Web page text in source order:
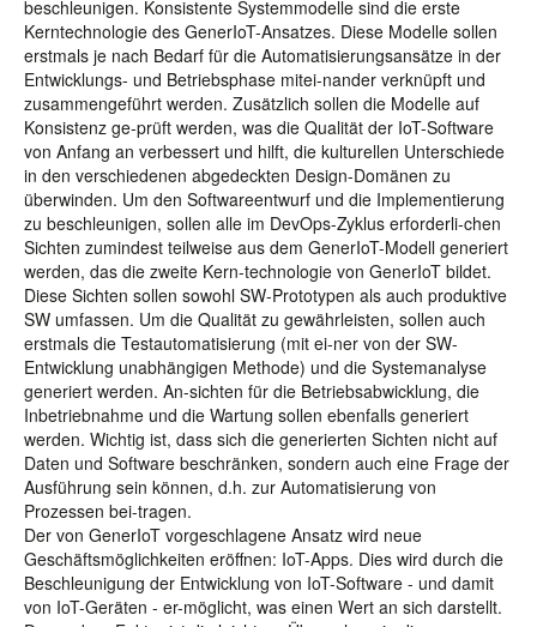
beschleunigen. Konsistente Systemmodelle sind die erste
Kerntechnologie des GenerIoT-Ansatzes. Diese Modelle sollen
erstmals je nach Bedarf für die Automatisierungsansätze in der
Entwicklungs- und Betriebsphase mitei-nander verknüpft und
zusammengeführt werden. Zusätzlich sollen die Modelle auf
Konsistenz ge-prüft werden, was die Qualität der IoT-Software
von Anfang an verbessert und hilft, die kulturellen Unterschiede
in den verschiedenen abgedeckten Design-Domänen zu
überwinden. Um den Softwareentwurf und die Implementierung
zu beschleunigen, sollen alle im DevOps-Zyklus erforderli-chen
Sichten zumindest teilweise aus dem GenerIoT-Modell generiert
werden, das die zweite Kern-technologie von GenerIoT bildet.
Diese Sichten sollen sowohl SW-Prototypen als auch produktive
SW umfassen. Um die Qualität zu gewährleisten, sollen auch
erstmals die Testautomatisierung (mit ei-ner von der SW-
Entwicklung unabhängigen Methode) und die Systemanalyse
generiert werden. An-sichten für die Betriebsabwicklung, die
Inbetriebnahme und die Wartung sollen ebenfalls generiert
werden. Wichtig ist, dass sich die generierten Sichten nicht auf
Daten und Software beschränken, sondern auch eine Frage der
Ausführung sein können, d.h. zur Automatisierung von
Prozessen bei-tragen.
Der von GenerIoT vorgeschlagene Ansatz wird neue
Geschäftsmöglichkeiten eröffnen: IoT-Apps. Dies wird durch die
Beschleunigung der Entwicklung von IoT-Software - und damit
von IoT-Geräten - er-möglicht, was einen Wert an sich darstellt.